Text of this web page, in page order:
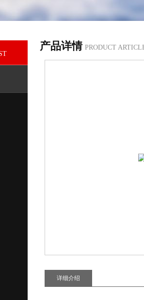
产品详情 PRODUCT
详细介绍